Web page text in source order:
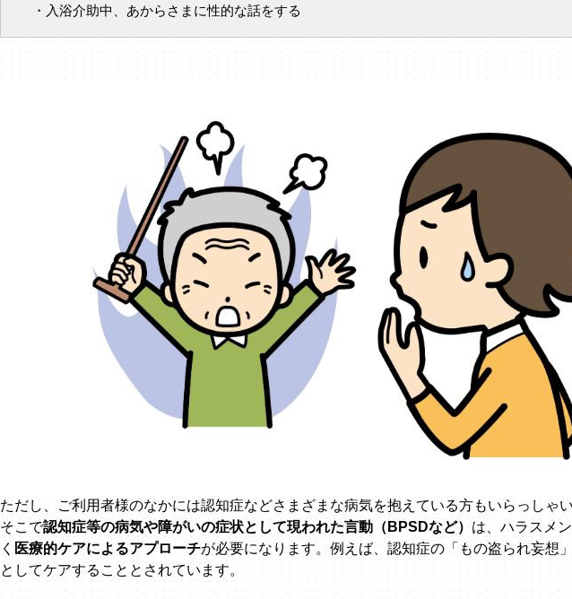
・入浴介助中、あからさまに性的な話をする
ただし、ご利用者様のなかには認知症などさまざまな病気を抱えている方もいらっしゃい
そこで認知症等の病気や障がいの症状として現われた言動（BPSDなど） は、ハラスメ
く 医療的ケアによるアプローチが必要になります。例えば、認知症の「もの盗られ妄想
としてケアすることとされています。